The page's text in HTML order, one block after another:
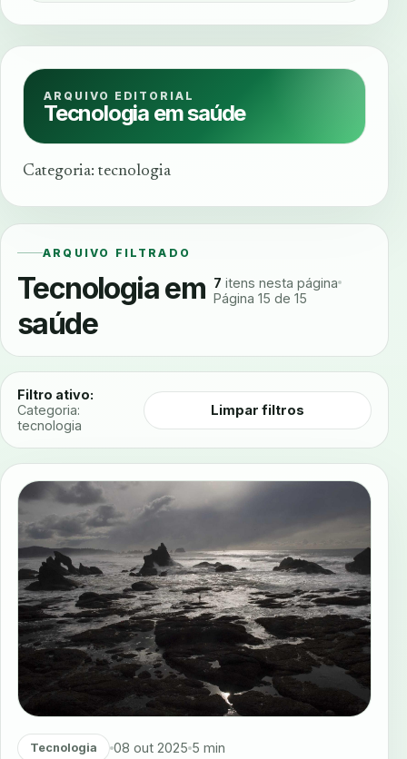
ARQUIVO EDITORIAL
Tecnologia em saúde
Categoria: tecnologia
ARQUIVO FILTRADO
Tecnologia em
saúde
7 itens nesta página
Página 15 de 15
Filtro ativo:
Categoria:
tecnologia
Limpar filtros
Tecnologia 08 out 2025 5 min